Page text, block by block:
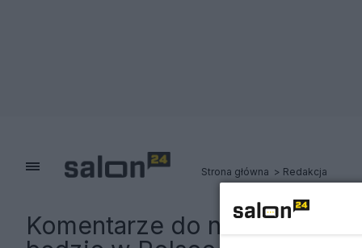
Strona główna Redakcja
Komentarze do notki: